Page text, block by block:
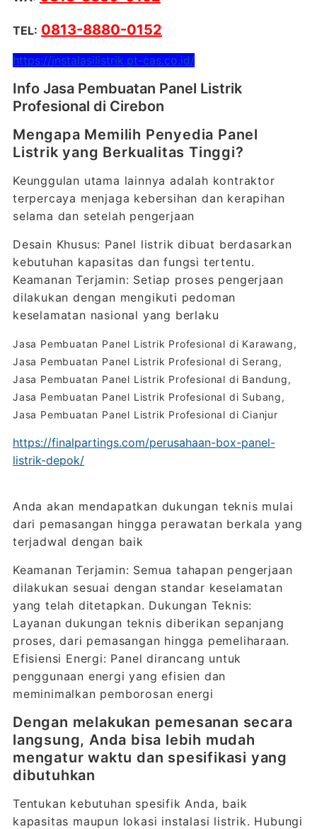
TEL: 0813-8880-0152
https://instalasilistrik.pt-cas.co.id/
Info Jasa Pembuatan Panel Listrik
Profesional di Cirebon
Mengapa Memilih Penyedia Panel
Listrik yang Berkualitas Tinggi?
Keunggulan utama lainnya adalah kontraktor
terpercaya menjaga kebersihan dan kerapihan
selama dan setelah pengerjaan
Desain Khusus: Panel listrik dibuat berdasarkan
kebutuhan kapasitas dan fungsi tertentu.
Keamanan Terjamin: Setiap proses pengerjaan
dilakukan dengan mengikuti pedoman
keselamatan nasional yang berlaku
Jasa Pembuatan Panel Listrik Profesional di Karawang,
Jasa Pembuatan Panel Listrik Profesional di Serang,
Jasa Pembuatan Panel Listrik Profesional di Bandung,
Jasa Pembuatan Panel Listrik Profesional di Subang,
Jasa Pembuatan Panel Listrik Profesional di Cianjur
https://finalpartings.com/perusahaan-box-panel-
listrik-depok/
Anda akan mendapatkan dukungan teknis mulai
dari pemasangan hingga perawatan berkala yang
terjadwal dengan baik
Keamanan Terjamin: Semua tahapan pengerjaan
dilakukan sesuai dengan standar keselamatan
yang telah ditetapkan. Dukungan Teknis:
Layanan dukungan teknis diberikan sepanjang
proses, dari pemasangan hingga pemeliharaan.
Efisiensi Energi: Panel dirancang untuk
penggunaan energi yang efisien dan
meminimalkan pemborosan energi
Dengan melakukan pemesanan secara
langsung, Anda bisa lebih mudah
mengatur waktu dan spesifikasi yang
dibutuhkan
Tentukan kebutuhan spesifik Anda, baik
kapasitas maupun lokasi instalasi listrik. Hubungi